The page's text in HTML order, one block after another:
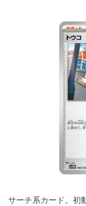
サーチ系カード。初